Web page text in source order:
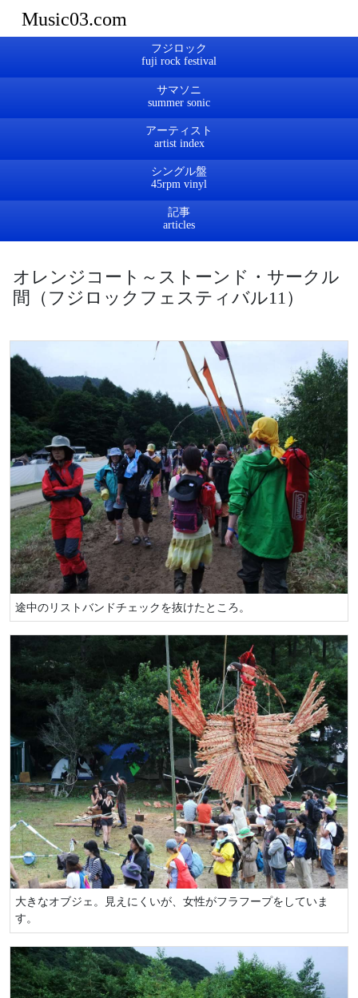
Music03.com
フジロック
サマソニ
アーティスト
シングル盤
記事
オレンジコート～ストーンド・サークル
間（フジロックフェスティバル11）
途中のリストバンドチェックを抜けたところ。
大きなオブジェ。見えにくいが、女性がフラフープをしていま
す。